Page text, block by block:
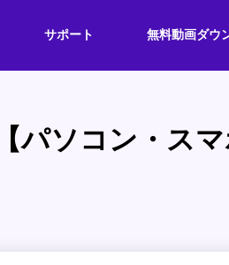
サポート 無料動画ダウ
ソコン・スマ